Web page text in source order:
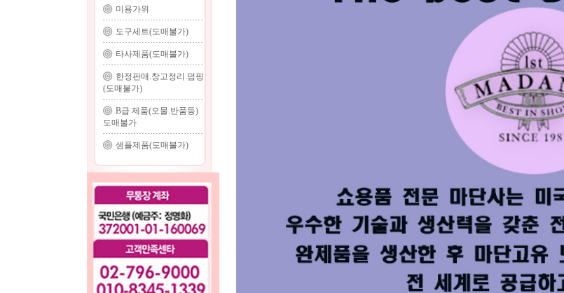
미용가위
도구세트(도매불가)
타사제품(도매불가)
한정판매.창고정리.덤핑
(도매불가)
B급 제품(오물.반품등)
도매불가
샘플제품(도매불가)